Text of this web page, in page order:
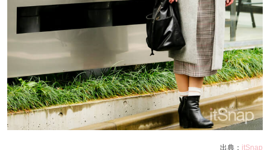
出典： itSnap